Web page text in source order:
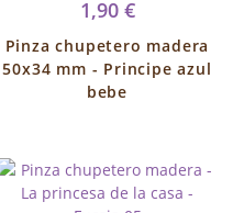
1,90 €
Pinza chupetero madera
50x34 mm - Principe azul
bebe